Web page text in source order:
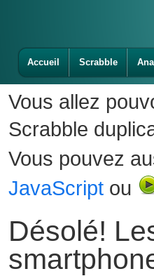
Accueil Scrabble
Vous allez
Scrabble
Vous pouvez
JavaScript ou
Désolé!